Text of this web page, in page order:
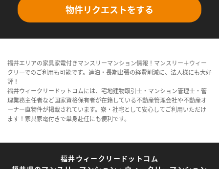
物件リクエストをする
福井エリアの家具家電付きマンスリーマンション情報！マンスリー＋ウィー
クリーでのご利用も可能です。連泊・長期出張の経費削減に、法人様にも大好
評！
福井ウィークリードットコムには、宅地建物取引士・マンション管理士・管
理業務主任者など国家資格保有者が在籍している不動産管理会社や不動産オ
ーナー直物件が掲載されています。寮・社宅として安心してご利用いただけ
ます！家具家電付きで単身赴任にも便利です。
福井ウィークリードットコム